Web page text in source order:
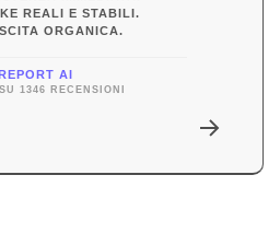
REALI E STABILI.
ORGANICA.
AI
1346 RECENSIONI